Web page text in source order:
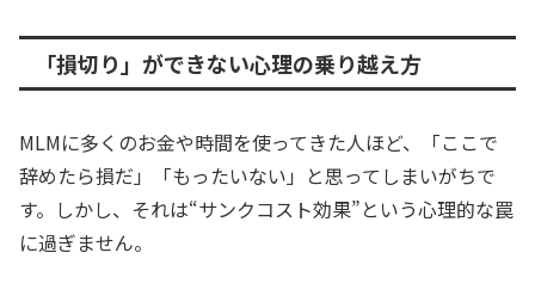
「損切り」ができない心理の乗り越え方
MLMに多くのお金や時間を使ってきた人ほど、「ここで
辞めたら損だ」「もったいない」と思ってしまいがちで
す。しかし、それは“サンクコスト効果”という心理的な罠
に過ぎません。